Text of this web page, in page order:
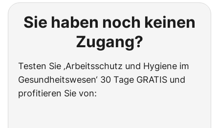
Sie haben noch keinen
Zugang?
Testen Sie ‚Arbeitsschutz und Hygiene im
Gesundheitswesen‘ 30 Tage GRATIS und
profitieren Sie von: